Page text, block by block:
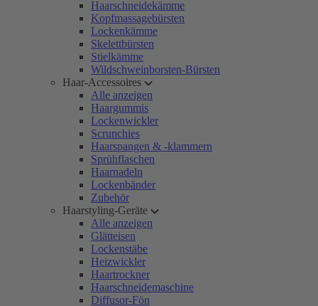
Haarschneidekämme
Kopfmassagebürsten
Lockenkämme
Skelettbürsten
Stielkämme
Wildschweinborsten-Bürsten
Haar-Accessoires
Alle anzeigen
Haargummis
Lockenwickler
Scrunchies
Haarspangen & -klammern
Sprühflaschen
Haarnadeln
Lockenbänder
Zubehör
Haarstyling-Geräte
Alle anzeigen
Glätteisen
Lockenstäbe
Heizwickler
Haartrockner
Haarschneidemaschine
Diffusor-Fön